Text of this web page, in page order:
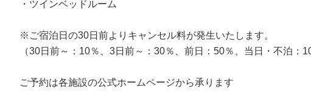
・ツインベッドルーム
※ご宿泊日の30日前よりキャンセル料が発生いたします。
（30日前～：10％、3日前～：30％、前日：50％、当日・不泊
ご予約は各施設の公式ホームページから承ります